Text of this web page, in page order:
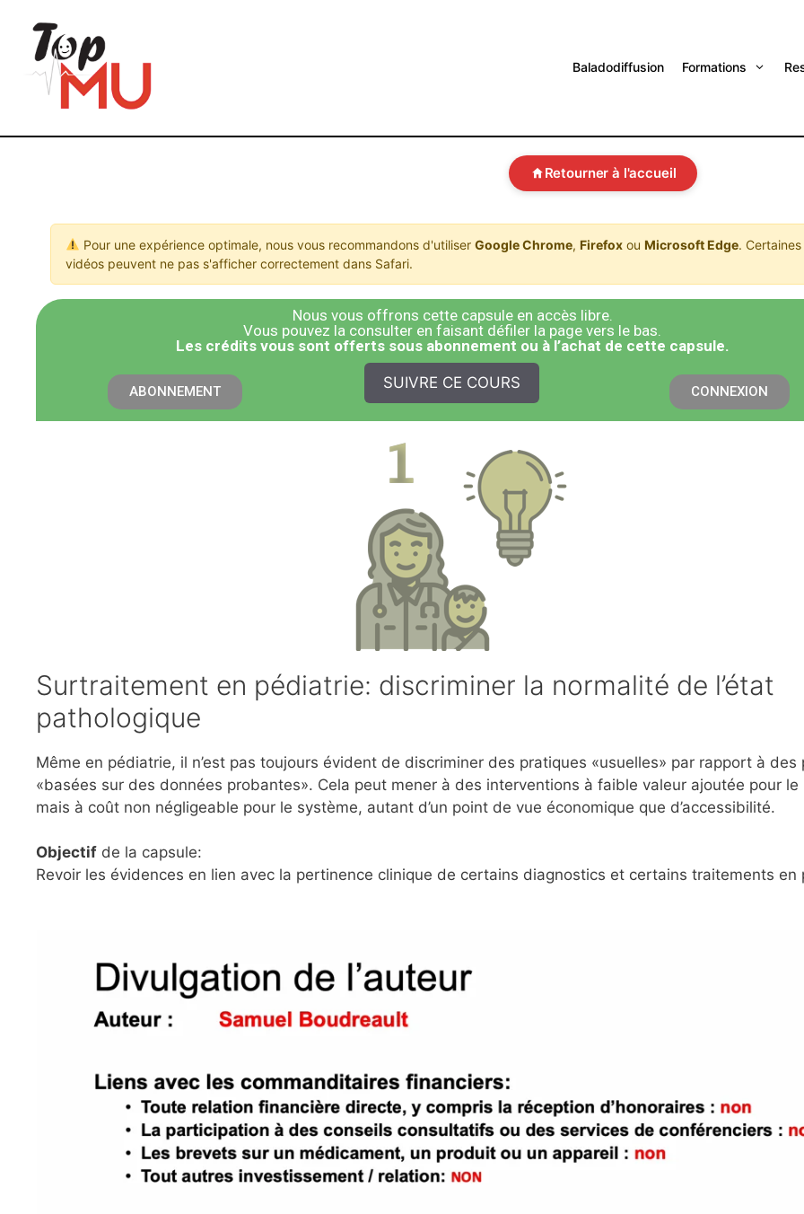
Baladodiffusion Formations
Retourner à l'accueil
Pour une expérience optimale, nous vous recommandons d'utiliser Google Chrome, Firefoxou Microsoft Edge. Certaines
vidéos peuvent ne pas s'afficher correctement dans Safari.
Nous vous offrons cette capsule en accès libre.
Vous pouvez la consulter en faisant défiler la page vers le bas.
​Les crédits vous sont offerts sous abonnement ou à l’achat de cette capsule.
ABONNEMENT SUIVRE CE COURS CONNEXION
Surtraitement en pédiatrie: discriminer la normalité de l’état
pathologique
Même en pédiatrie, il n’est pas toujours évident de discriminer des pratiques «usuelles» par rapport à des
«basées sur des données probantes». Cela peut mener à des interventions à faible valeur ajoutée pour le
mais à coût non négligeable pour le système, autant d’un point de vue économique que d’accessibilité.
Objectif de la capsule:
Revoir les évidences en lien avec la pertinence clinique de certains diagnostics et certains traitements en